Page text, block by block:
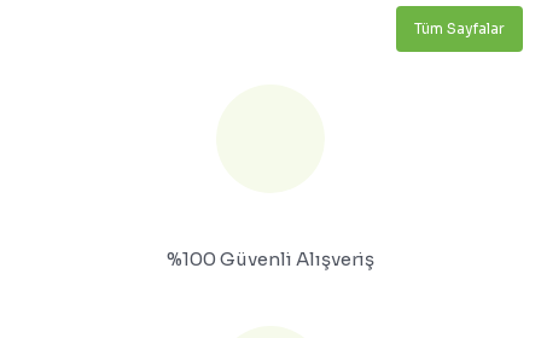
Tüm Sayfalar
%100 Güvenli Alışveriş